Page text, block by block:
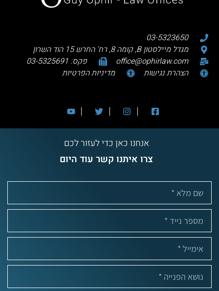
03-5323650
מגדל מיילסטון B, קומה 8, רח' החרש 15 הוד השרון
office@ophirlaw.com
פקס: 03-5325691
הצהרת נגישות
מדיניות הפרטיות
אנחנו כאן כדי לעזור לכם
צרו איתנו קשר עוד היום